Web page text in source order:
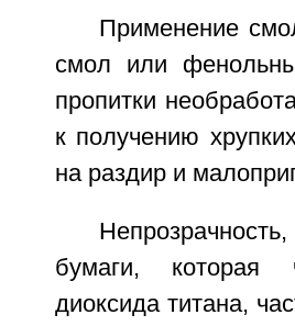
Применение
смол или
пропитки
к получению
на раздир и
бумаги, которая
диоксида титана,